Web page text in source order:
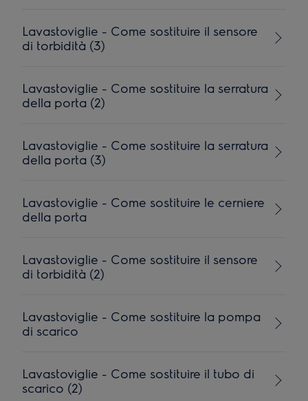
Lavastoviglie - Come sostituire il sensore
di torbidità (3)
Lavastoviglie - Come sostituire la serratura
della porta (2)
Lavastoviglie - Come sostituire la serratura
della porta (3)
Lavastoviglie - Come sostituire le cerniere
della porta
Lavastoviglie - Come sostituire il sensore
di torbidità (2)
Lavastoviglie - Come sostituire la pompa
di scarico
Lavastoviglie - Come sostituire il tubo di
scarico (2)